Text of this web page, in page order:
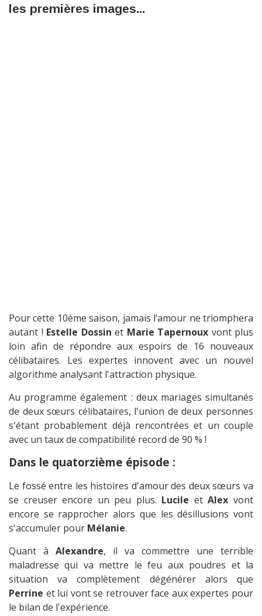
les premières images...
Pour cette 10ème saison, jamais l’amour ne triomphera
autant ! Estelle Dossin et Marie Tapernoux vont plus
loin afin de répondre aux espoirs de 16 nouveaux
célibataires. Les expertes innovent avec un nouvel
algorithme analysant l'attraction physique.
Au programme également : deux mariages simultanés
de deux sœurs célibataires, l'union de deux personnes
s'étant probablement déjà rencontrées et un couple
avec un taux de compatibilité record de 90 % !
Dans le quatorzième épisode :
Le fossé entre les histoires d'amour des deux sœurs va
se creuser encore un peu plus. Lucile etAlex vont
encore se rapprocher alors que les désillusions vont
s'accumuler pour Mélanie.
Quant à Alexandre, il va commettre une terrible
maladresse qui va mettre le feu aux poudres et la
situation va complètement dégénérer alors que
Perrine et lui vont se retrouver face aux expertes pour
le bilan de l'expérience.